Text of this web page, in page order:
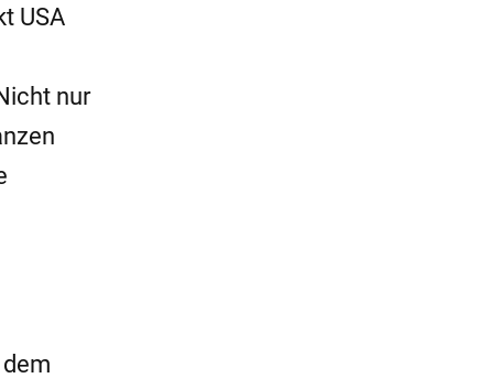
USA
nur